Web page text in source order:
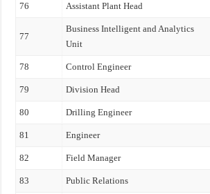
76 Assistant Plant Head
77
Business Intelligent and Analytics
Unit
78 Control Engineer
79 Division Head
80 Drilling Engineer
81 Engineer
82 Field Manager
83 Public Relations